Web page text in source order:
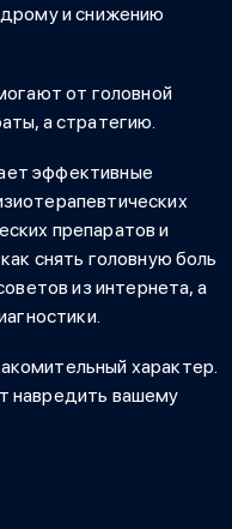
и снижению
от головной
а стратегию.
эффективные
препаратов и
как снять головную боль
из интернета, а
характер.
навредить вашему